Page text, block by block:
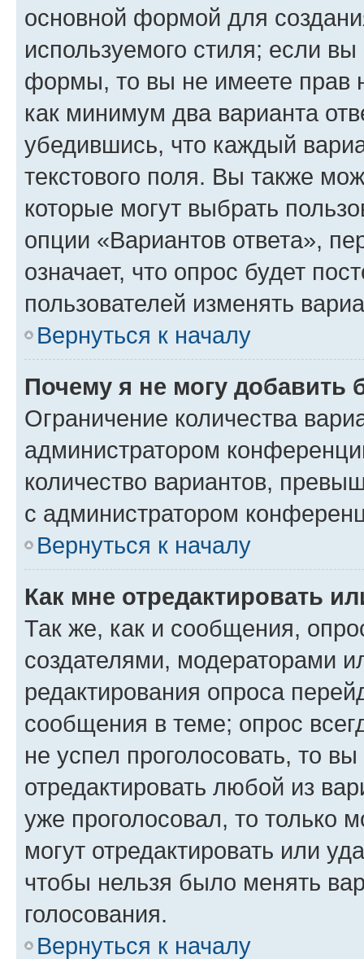
основной формой для
используемого стиля; если
формы, то вы не имеете прав
как минимум два варианта
убедившись, что каждый
текстового поля. Вы также
которые могут выбрать
опции «Вариантов ответа»,
означает, что опрос будет
пользователей изменять
Вернуться к началу
Почему я не могу добавить
Ограничение количества
администратором
количество вариантов,
с администратором
Вернуться к началу
Как мне отредактировать
Так же, как и сообщения,
создателями, модераторами
редактирования опроса
сообщения в теме; опрос
не успел проголосовать, то
отредактировать любой из
уже проголосовал, то только
могут отредактировать или
чтобы нельзя было менять
голосования.
Вернуться к началу